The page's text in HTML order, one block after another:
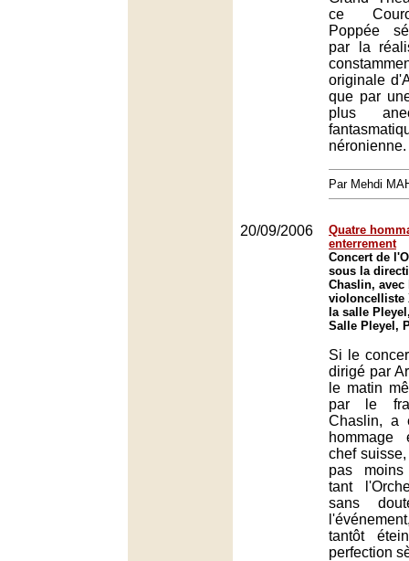
ce
Poppée
par la
originale
que par
plus
néronienne.
Par Mehdi
20/09/2006
Quatre
enterrement
Concert de
sous la
Chaslin,
violoncelliste
la salle
Salle Pleyel,
Si le
dirigé par
le matin
par le
Chaslin, a
chef
pas
tant
sans
tantôt
perfection